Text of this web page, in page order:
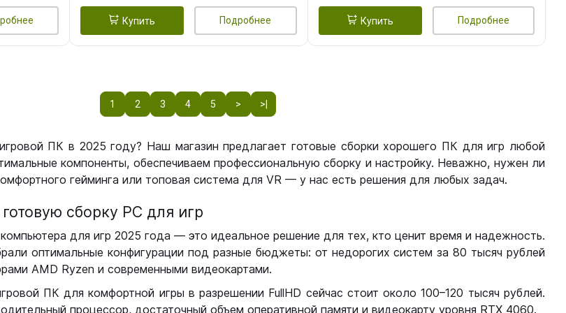
Купить Подробнее Купить Подробнее
1 2 3 4 5 > >|
ПК в 2025 году? Наш магазин предлагает готовые сборки хорошего ПК для игр любой
компоненты, обеспечиваем профессиональную сборку и настройку. Неважно, нужен ли
гейминга или топовая система для VR — у нас есть решения для любых задач.
сборку РС для игр
для игр 2025 года — это идеальное решение для тех, кто ценит время и надежность.
оптимальные конфигурации под разные бюджеты: от недорогих систем за 80 тысяч рублей
AMD Ryzen и современными видеокартами.
ПК для комфортной игры в разрешении FullHD сейчас стоит около 100–120 тысяч рублей.
процессор, достаточный объем оперативной памяти и видеокарту уровня RTX 4060.